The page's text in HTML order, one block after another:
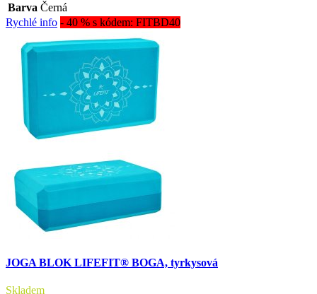
Barva Černá
Rychlé info - 40 % s kódem: FITBD40
JOGA BLOK LIFEFIT® BOGA, tyrkysová
Skladem